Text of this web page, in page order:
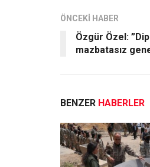
ÖNCEKİ HABER
Özgür Özel:
mazbatasız
BENZER HABERLER